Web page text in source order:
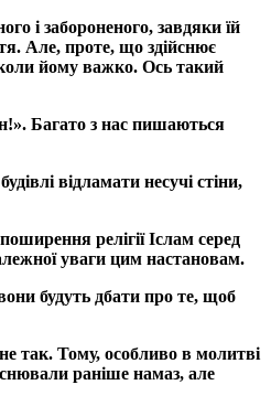
і забороненого, завдяки їй
Але, проте, що здійснює
йому важко. Ось такий
Багато з нас пишаються
відламати несучі стіни,
релігії Іслам серед
уваги цим настановам.
будуть дбати про те, щоб
так. Тому, особливо в молитві
раніше намаз, але